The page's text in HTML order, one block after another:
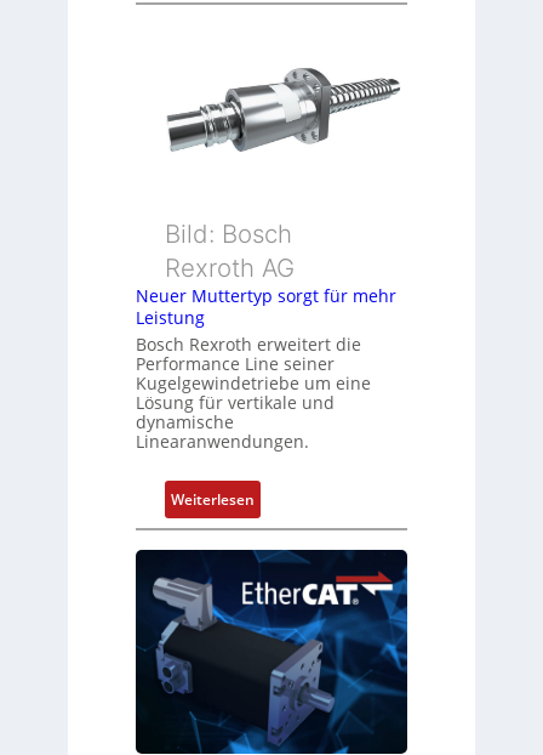
s
m
e
n
u
d
Z
u
t
a
n
d
s
ü
b
e
c
g
e
b
k
m
b
n
i
e
P
o
s
i
t
i
o
e
Bild: Bosch
Rexroth AG
Neuer Muttertyp sorgt für mehr
Leistung
Bosch Rexroth erweitert die
Performance Line seiner
Kugelgewindetriebe um eine
Lösung für vertikale und
dynamische
Linearanwendungen.
Weiterlesen:
N
e
e
r
t